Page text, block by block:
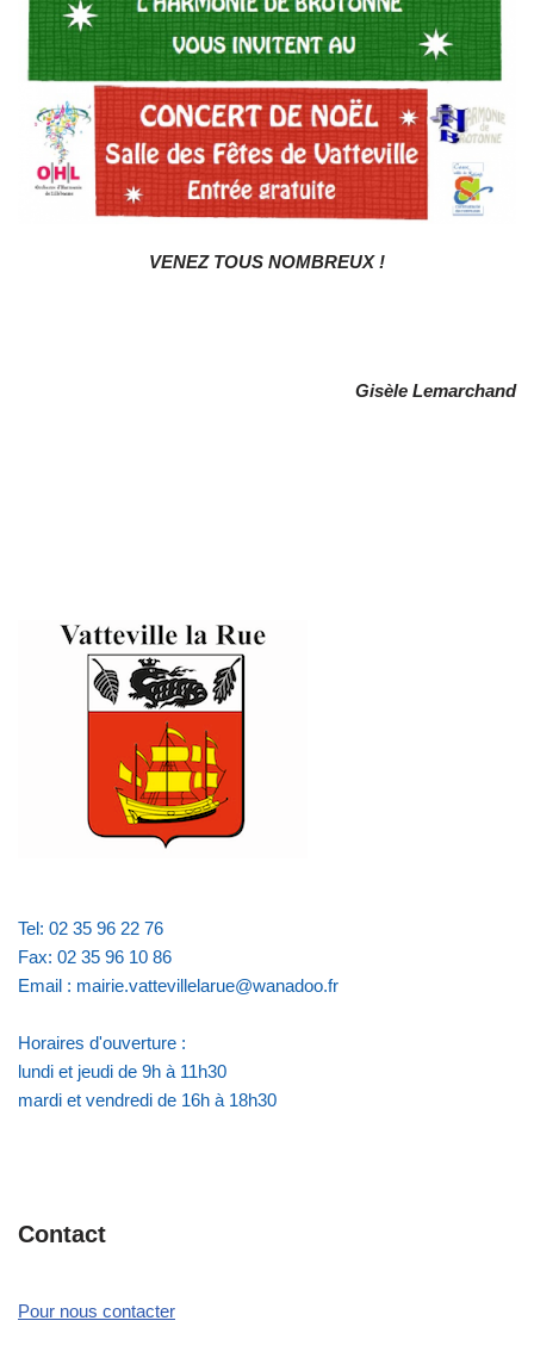
VENEZ TOUS NOMBREUX !
Gisèle Lemarchand
Tel: 02 35 96 22 76
Fax: 02 35 96 10 86
Email : mairie.vattevillelarue@wanadoo.fr
Horaires d'ouverture :
lundi et jeudi de 9h à 11h30
mardi et vendredi de 16h à 18h30
Contact
Pour nous contacter